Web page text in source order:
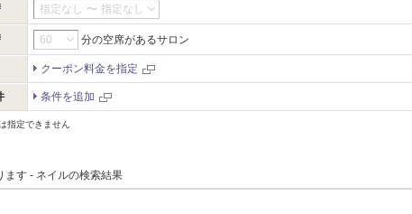
指定なし 〜 指定なし
分の空席があるサロン
クーポン料金を指定
条件を追加
指定できません
ます - ネイルの検索結果